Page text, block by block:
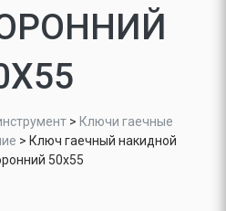
> Ключи гаечные
> Ключ гаечный накидной
50х55